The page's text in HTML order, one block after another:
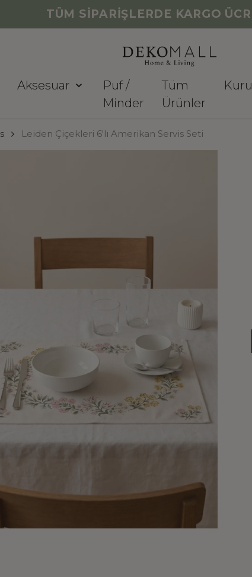
TÜM SİPARİŞLERDE KARGO
Aksesuar
Puf /
Minder
Tüm
Ürünler
Leiden Çiçekleri 6'lı Amerikan Servis Seti